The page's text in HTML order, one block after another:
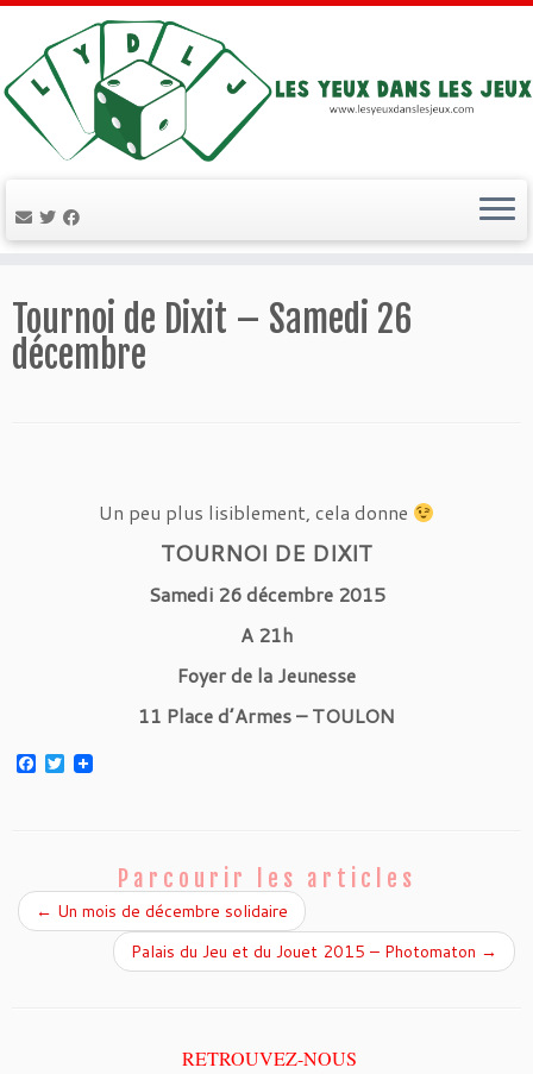
au
contenu
Tournoi de Dixit – Samedi 26
décembre
Un peu plus lisiblement, cela donne
TOURNOI DE DIXIT
Samedi 26 décembre 2015
A 21h
Foyer de la Jeunesse
11 Place d’Armes – TOULON
F
k
T
w
Parcourir les articles
← Un mois de décembre solidaire
Palais du Jeu et du Jouet 2015 – Photomaton →
RETROUVEZ-NOUS